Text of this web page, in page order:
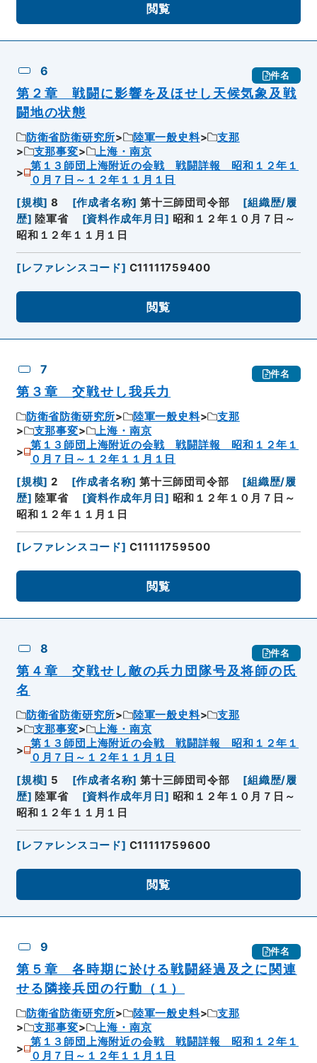
閲覧
6 件名
第２章 戦闘に影響を及ほせし天候気象及戦
闘地の状態
防衛省防衛研究所 陸軍一般史料
支那
支那事変
上海・南京
第１３師団上海附近の会戦 戦闘詳報 昭和１２年１
０月７日～１２年１１月１日
[規模] 8 [作成者名称] 第十三師団司令部 [組織歴/履
歴] 陸軍省 [資料作成年月日] 昭和１２年１０月７日～
昭和１２年１１月１日
[レファレンスコード] C11111759400
閲覧
7 件名
第３章 交戦せし我兵力
防衛省防衛研究所 陸軍一般史料
支那
支那事変
上海・南京
第１３師団上海附近の会戦 戦闘詳報 昭和１２年１
０月７日～１２年１１月１日
[規模] 2 [作成者名称] 第十三師団司令部 [組織歴/履
歴] 陸軍省 [資料作成年月日] 昭和１２年１０月７日～
昭和１２年１１月１日
[レファレンスコード] C11111759500
閲覧
8 件名
第４章 交戦せし敵の兵力団隊号及将師の氏
名
防衛省防衛研究所 陸軍一般史料
支那
支那事変
上海・南京
第１３師団上海附近の会戦 戦闘詳報 昭和１２年１
０月７日～１２年１１月１日
[規模] 5 [作成者名称] 第十三師団司令部 [組織歴/履
歴] 陸軍省 [資料作成年月日] 昭和１２年１０月７日～
昭和１２年１１月１日
[レファレンスコード] C11111759600
閲覧
9 件名
第５章 各時期に於ける戦闘経過及之に関連
せる隣接兵団の行動（１）
防衛省防衛研究所 陸軍一般史料
支那
支那事変
上海・南京
第１３師団上海附近の会戦 戦闘詳報 昭和１２年１
０月７日～１２年１１月１日